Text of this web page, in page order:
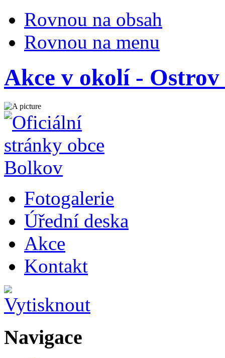
Rovnou na obsah
Rovnou na menu
Akce v okolí -
Fotogalerie
Úřední deska
Akce
Kontakt
Navigace